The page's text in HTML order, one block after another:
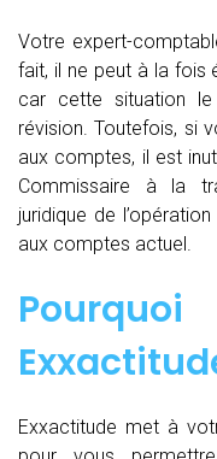
Votre expert-
fait, il ne peut à la fois
car cette situation le
révision. Toutefois, si
aux comptes, il est
Commissaire à la
juridique de
aux comptes actuel.
Exxactitude met à